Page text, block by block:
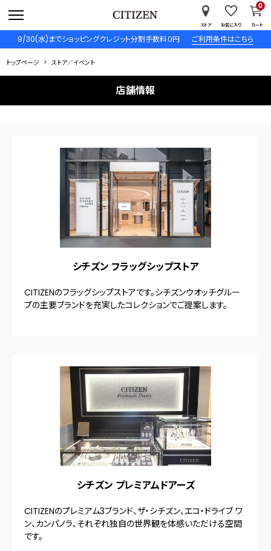
9/30(水)までショッピングクレジット分割手数料０円 ご利用条件はこちら
ストア お気に入り カート
0
トップページ ストア／イベント
店舗情報
シチズン フラッグシップストア
CITIZENのフラッグシップストアです。シチズンウオッチグルー
プの主要ブランドを充実したコレクションでご提案します。
シチズン プレミアムドアーズ
CITIZENのプレミアム3ブランド、ザ・シチズン、エコ・ドライブ ワ
ン、カンパノラ、それぞれ独自の世界観を体感いただける空間
です。